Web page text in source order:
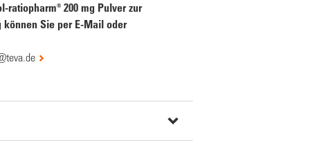
ratiopharm® 200 mg Pulver zur
Sie per E-Mail oder